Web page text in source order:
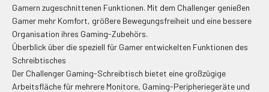
Gamern zugeschnittenen Funktionen. Mit dem Challenger genießen
Gamer mehr Komfort, größere Bewegungsfreiheit und eine bessere
Organisation ihres Gaming-Zubehörs.
Überblick über die speziell für Gamer entwickelten Funktionen des
Schreibtisches
Der Challenger Gaming-Schreibtisch bietet eine großzügige
Arbeitsfläche für mehrere Monitore, Gaming-Peripheriegeräte und